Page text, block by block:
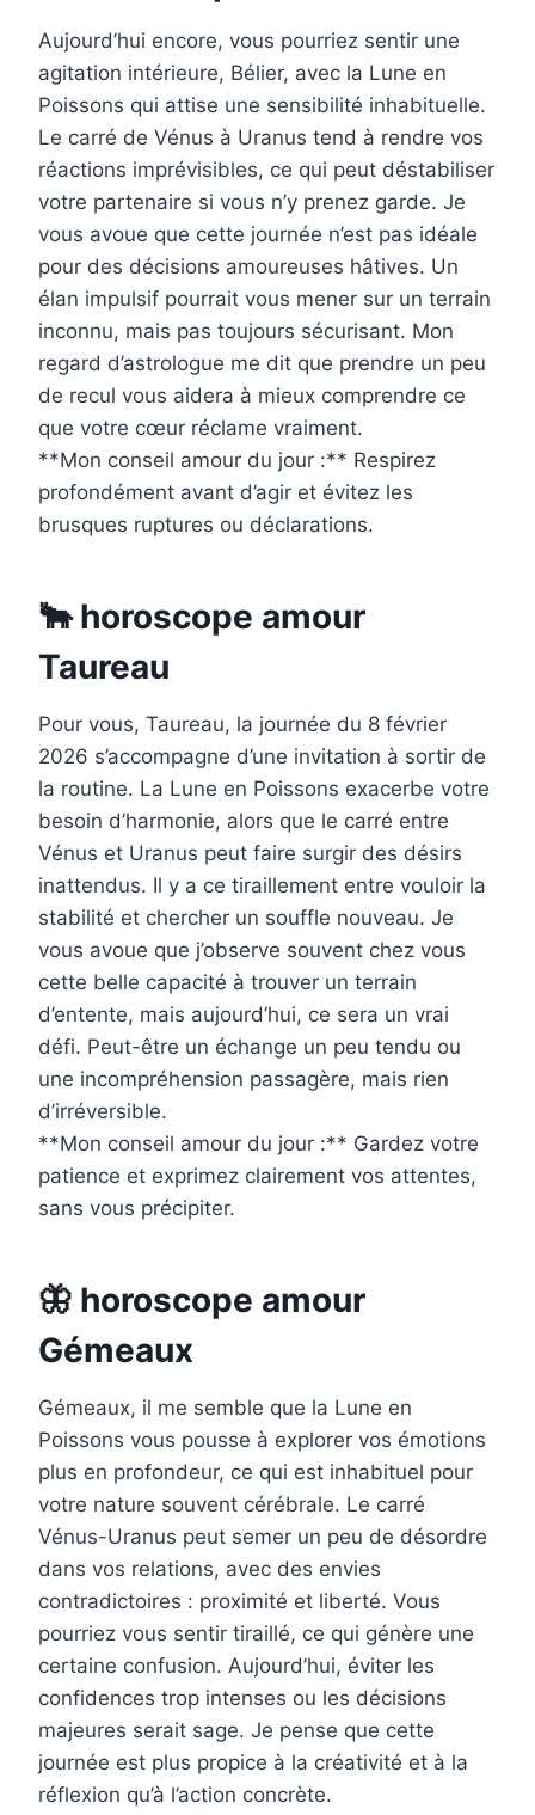
Aujourd’hui encore, vous pourriez sentir une
agitation intérieure, Bélier, avec la Lune en
Poissons qui attise une sensibilité inhabituelle.
Le carré de Vénus à Uranus tend à rendre vos
réactions imprévisibles, ce qui peut déstabiliser
votre partenaire si vous n’y prenez garde. Je
vous avoue que cette journée n’est pas idéale
pour des décisions amoureuses hâtives. Un
élan impulsif pourrait vous mener sur un terrain
inconnu, mais pas toujours sécurisant. Mon
regard d’astrologue me dit que prendre un peu
de recul vous aidera à mieux comprendre ce
que votre cœur réclame vraiment.
**Mon conseil amour du jour :** Respirez
profondément avant d’agir et évitez les
brusques ruptures ou déclarations.
🐂 horoscope amour
Taureau
Pour vous, Taureau, la journée du 8 février
2026 s’accompagne d’une invitation à sortir de
la routine. La Lune en Poissons exacerbe votre
besoin d’harmonie, alors que le carré entre
Vénus et Uranus peut faire surgir des désirs
inattendus. Il y a ce tiraillement entre vouloir la
stabilité et chercher un souffle nouveau. Je
vous avoue que j’observe souvent chez vous
cette belle capacité à trouver un terrain
d’entente, mais aujourd’hui, ce sera un vrai
défi. Peut-être un échange un peu tendu ou
une incompréhension passagère, mais rien
d’irréversible.
**Mon conseil amour du jour :** Gardez votre
patience et exprimez clairement vos attentes,
sans vous précipiter.
🦋 horoscope amour
Gémeaux
Gémeaux, il me semble que la Lune en
Poissons vous pousse à explorer vos émotions
plus en profondeur, ce qui est inhabituel pour
votre nature souvent cérébrale. Le carré
Vénus-Uranus peut semer un peu de désordre
dans vos relations, avec des envies
contradictoires : proximité et liberté. Vous
pourriez vous sentir tiraillé, ce qui génère une
certaine confusion. Aujourd’hui, éviter les
confidences trop intenses ou les décisions
majeures serait sage. Je pense que cette
journée est plus propice à la créativité et à la
réflexion qu’à l’action concrète.